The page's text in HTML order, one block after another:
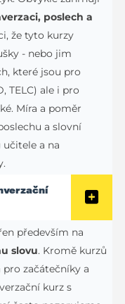
poslech a
že tyto kurzy
- nebo jim
které jsou pro
TELC) ale i pro
Míra a poměr
a slovní
učitele a na
především na
slovu. Kromě kurzů
začátečníky a
kurz s